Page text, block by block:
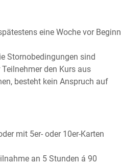
eine Woche vor Beginn
Stornobedingungen sind
den Kurs aus
besteht kein Anspruch auf
mit 5er- oder 10er-Karten
an 5 Stunden á 90